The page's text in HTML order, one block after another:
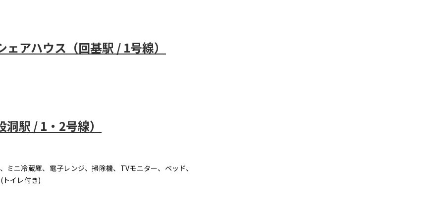
アハウス（回基駅 / 1号線）
駅 / 1・2号線）
ニ冷蔵庫、電子レンジ、掃除機、TVモニター、ベッド、
イレ付き)